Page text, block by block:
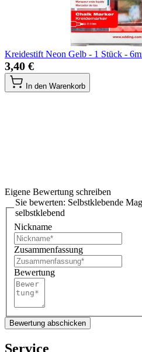
Kreidestift Neon Gelb - 1 Stück -
3,40 €
In den Warenkorb
Eigene Bewertung schreiben
Sie bewerten: Selbstklebende
selbstklebend
Nickname
Zusammenfassung
Bewertung
Bewertung abschicken
Service